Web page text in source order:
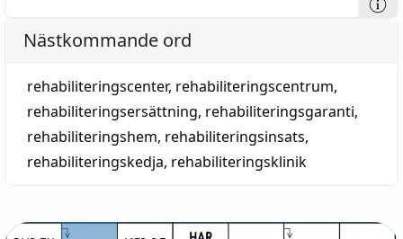
Nästkommande ord
rehabiliteringscenter, rehabiliteringscentrum,
rehabiliteringsersättning, rehabiliteringsgaranti,
rehabiliteringshem, rehabiliteringsinsats,
rehabiliteringskedja, rehabiliteringsklinik